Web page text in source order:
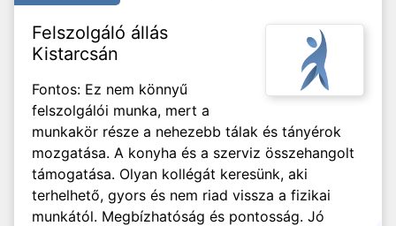
Felszolgáló állás
Kistarcsán
Fontos: Ez nem könnyű
felszolgálói munka, mert a
munkakör része a nehezebb tálak és tányérok
mozgatása. A konyha és a szerviz összehangolt
támogatása. Olyan kollégát keresünk, aki
terhelhető, gyors és nem riad vissza a fizikai
munkától. Megbízhatóság és pontosság. Jó